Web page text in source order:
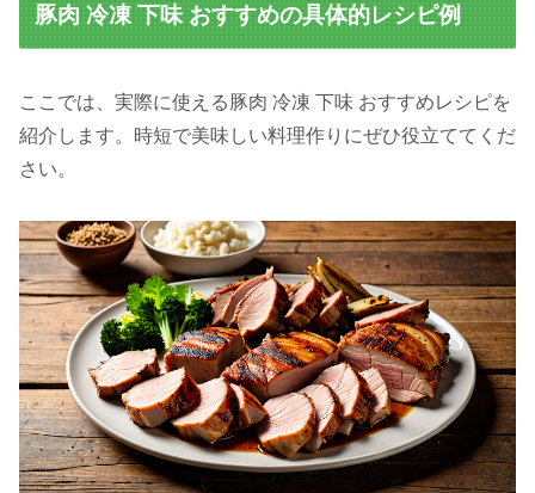
豚肉 冷凍 下味 おすすめの具体的レシピ例
ここでは、実際に使える豚肉 冷凍 下味 おすすめレシピを
紹介します。時短で美味しい料理作りにぜひ役立ててくだ
さい。